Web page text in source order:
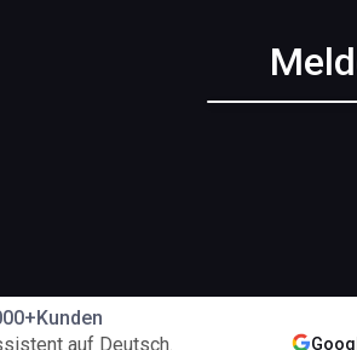
auf Deutsch.
Kunden